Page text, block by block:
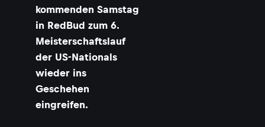
kommenden Samstag
in RedBud zum 6.
Meisterschaftslauf
der US-Nationals
wieder ins
Geschehen
eingreifen.